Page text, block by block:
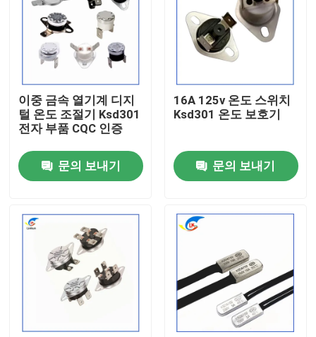
비디오
우리 에 관한 것
공장 투어
품질 관리
PTC 서미스터
이중 금속 열기계 디지
털 온도 조절기 Ksd301
전자 부품 CQC 인증
문의 보내기
16A 125v 온도 스위치
Ksd301 온도 보호기
문의 보내기